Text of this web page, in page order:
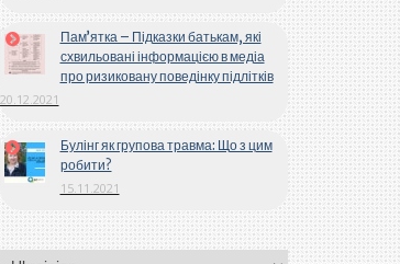
Пам’ятка – Підказки батькам, які
схвильовані інформацією в медіа
про ризиковану поведінку підлітків
20.12.2021
Булінг як групова травма: Що з цим
робити?
15.11.2021